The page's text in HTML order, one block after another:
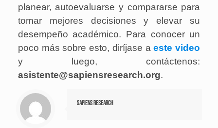
planear, autoevaluarse y compararse para
tomar mejores decisiones y elevar su
desempeño académico. Para conocer un
poco más sobre esto, diríjase aeste video
y luego, contáctenos:
asistente@sapiensresearch.org.
Sapiens Research